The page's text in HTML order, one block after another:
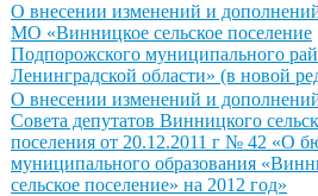
О внесении изменений и
МО «Винницкое сельское поселение
Подпорожского муниципального
Ленинградской области» (в новой
О внесении изменений и
Совета депутатов Винницкого
поселения от 20.12.2011 г № 42 «О
муниципального образования
сельское поселение» на 2012 год»